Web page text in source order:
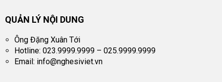
QUẢN LÝ NỘI DUNG
Ông Đặng Xuân Tới
Hotline: 023.9999.9999 – 025.9999.9999
Email: info@nghesiviet.vn